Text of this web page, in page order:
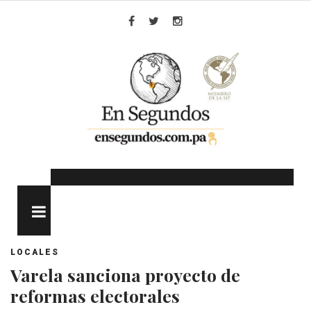
LOCALES
Varela sanciona proyecto de
reformas electorales